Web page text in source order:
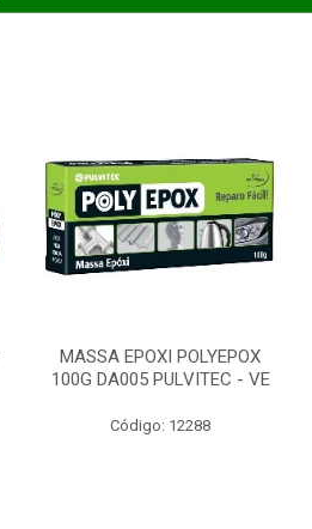
MASSA EPOXI POLYEPOX
100G DA005 PULVITEC - VE
Código: 12288